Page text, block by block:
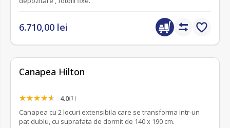
6.710,00 lei
Canapea Hilton
4.0(1)
Canapea cu 2 locuri extensibila care se transforma intr-un
pat dublu, cu suprafata de dormit de 140 x 190 cm.